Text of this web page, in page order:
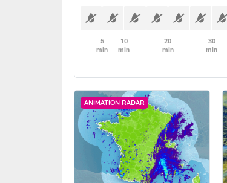
5
min
10
min
20
min
30
min
ANIMATION RADAR